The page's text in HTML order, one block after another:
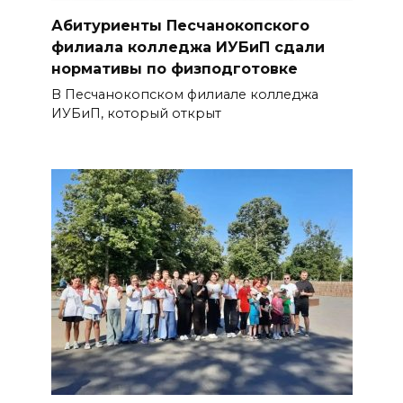
подготовке наблюдателей на
Дону
06 августа 2026 15:10
В Ростовской области до
конца года откроют 49
спортивных объектов
06 августа 2026 15:01
Россияне сообщают о
массовом сбое в работе
Абитуриенты Песчанокопского
филиала колледжа ИУБиП сдали
нормативы по физподготовке
В Песчанокопском филиале колледжа
ИУБиП, который открыт